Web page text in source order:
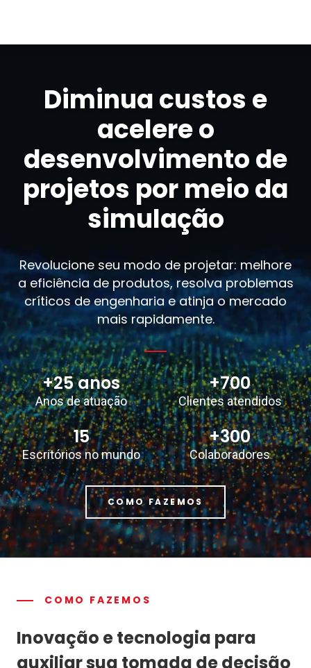
Diminua custos e
acelere o
desenvolvimento de
projetos por meio da
simulação
Revolucione seu modo de projetar: melhore
a eficiência de produtos, resolva problemas
críticos de engenharia e atinja o mercado
mais rapidamente.
+25 anos
Anos de atuação
+700
Clientes atendidos
15
Escritórios no mundo
+300
Colaboradores
COMO FAZEMOS
COMO FAZEMOS
Inovação e tecnologia para
auxiliar sua tomada de decisão